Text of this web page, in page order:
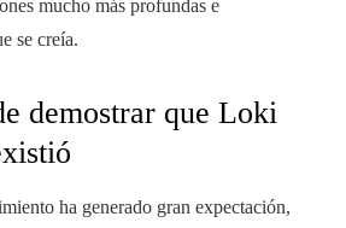
mucho más profundas e
se creía.
demostrar que Loki
ha generado gran expectación,